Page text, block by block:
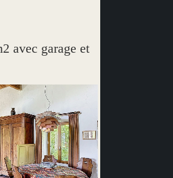
avec garage et